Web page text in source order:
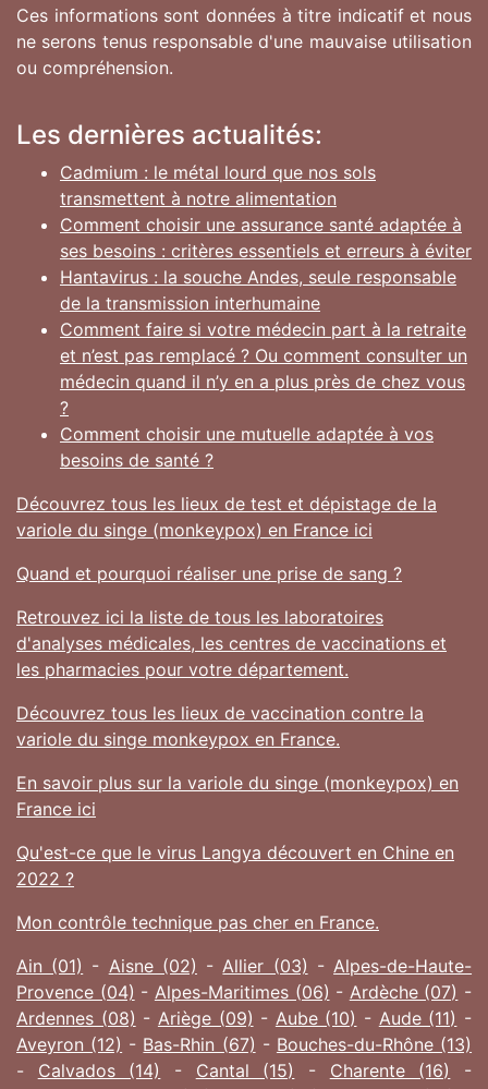
Ces informations sont données à titre indicatif et nous
ne serons tenus responsable d'une mauvaise utilisation
ou compréhension.
Les dernières actualités:
Cadmium : le métal lourd que nos sols
transmettent à notre alimentation
Comment choisir une assurance santé adaptée à
ses besoins : critères essentiels et erreurs à éviter
Hantavirus : la souche Andes, seule responsable
de la transmission interhumaine
Comment faire si votre médecin part à la retraite
et n’est pas remplacé ? Ou comment consulter un
médecin quand il n’y en a plus près de chez vous
?
Comment choisir une mutuelle adaptée à vos
besoins de santé ?
Découvrez tous les lieux de test et dépistage de la
variole du singe (monkeypox) en France ici
Quand et pourquoi réaliser une prise de sang ?
Retrouvez ici la liste de tous les laboratoires
d'analyses médicales, les centres de vaccinations et
les pharmacies pour votre département.
Découvrez tous les lieux de vaccination contre la
variole du singe monkeypox en France.
En savoir plus sur la variole du singe (monkeypox) en
France ici
Qu'est-ce que le virus Langya découvert en Chine en
2022 ?
Mon contrôle technique pas cher en France.
Ain (01) - Aisne (02) -Allier (03) -Alpes-de-Haute-
Provence (04) - Alpes-Maritimes (06) - Ardèche (07) -
Ardennes (08) - Ariège (09) - Aube (10) - Aude (11) -
Aveyron (12) - Bas-Rhin (67) - Bouches-du-Rhône (13)
- Calvados (14) - Cantal (15) - Charente (16)
-